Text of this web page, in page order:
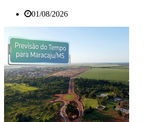
01/08/2026